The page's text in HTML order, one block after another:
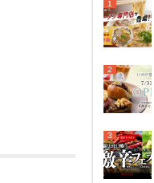
1
2
3